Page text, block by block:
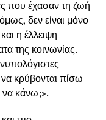
που έχασαν τη ζωή
δεν είναι μόνο
η έλλειψη
της κοινωνίας.
κρύβονται πίσω
να κάνω;».